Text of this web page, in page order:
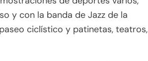
y con la banda de Jazz de la
ciclístico y patinetas, teatros,